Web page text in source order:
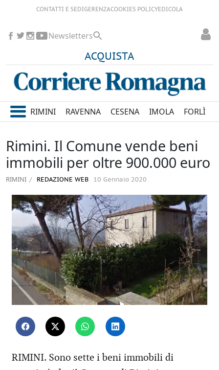
CONTATTI E SEDIGERENZACOOKIES POLICYEDICOLA
ACQUISTA
Newsletters
RIMINI RAVENNA CESENA IMOLA FORLÌ
Rimini. Il Comune vende beni
immobili per oltre 900.000 euro
RIMINI REDAZIONE WEB 10 Gennaio 2020
RIMINI. Sono sette i beni immobili di